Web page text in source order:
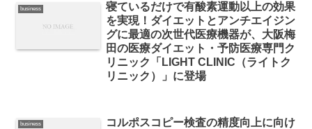
business
寝ているだけで有酸素運動以上の効果
を実現！ダイエットとアンチエイジン
グに最適の次世代医療機器が、大阪梅
田の医療ダイエット・予防医療専門ク
リニック「LIGHT CLINIC（ライトク
リニック）」に登場
business
コルポスコピー検査の精度向上に向け